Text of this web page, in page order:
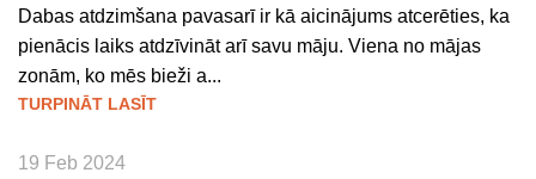
Dabas atdzimšana pavasarī ir kā aicinājums atcerēties, ka
pienācis laiks atdzīvināt arī savu māju. Viena no mājas
zonām, ko mēs bieži a...
TURPINĀT LASĪT
19 Feb 2024